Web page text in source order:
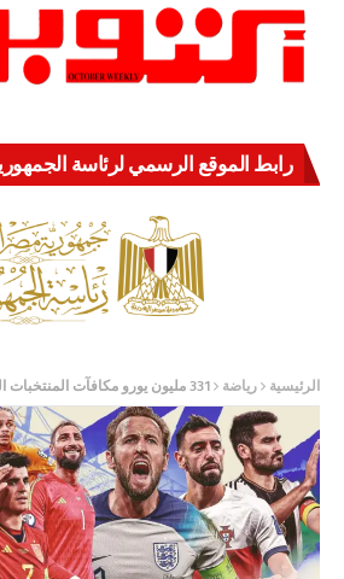
رابط الموقع الرسمي لرئاسة الجمهورية
الرئيسية رياضة 331 مليون يورو مكافآت المنتخبات المشاركة في “يورو 2024”